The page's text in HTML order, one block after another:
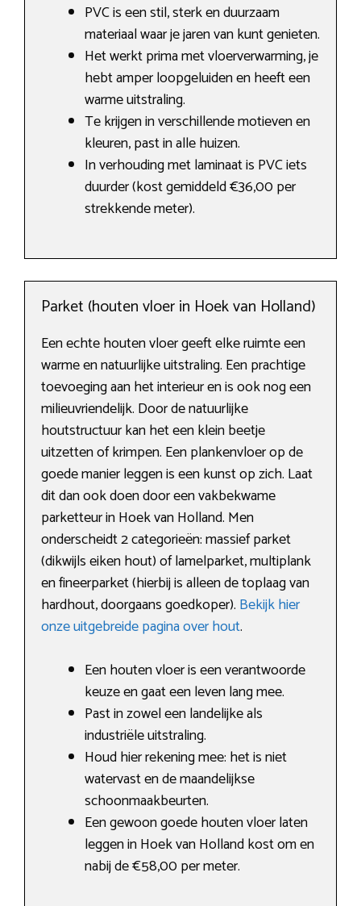
PVC is een stil, sterk en duurzaam
materiaal waar je jaren van kunt genieten.
Het werkt prima met vloerverwarming, je
hebt amper loopgeluiden en heeft een
warme uitstraling.
Te krijgen in verschillende motieven en
kleuren, past in alle huizen.
In verhouding met laminaat is PVC iets
duurder (kost gemiddeld €36,00 per
strekkende meter).
Parket (houten vloer in Hoek van Holland)
Een echte houten vloer geeft elke ruimte een
warme en natuurlijke uitstraling. Een prachtige
toevoeging aan het interieur en is ook nog een
milieuvriendelijk. Door de natuurlijke
houtstructuur kan het een klein beetje
uitzetten of krimpen. Een plankenvloer op de
goede manier leggen is een kunst op zich. Laat
dit dan ook doen door een vakbekwame
parketteur in Hoek van Holland. Men
onderscheidt 2 categorieën: massief parket
(dikwijls eiken hout) of lamelparket, multiplank
en fineerparket (hierbij is alleen de toplaag van
hardhout, doorgaans goedkoper). Bekijk hier
onze uitgebreide pagina over hout.
Een houten vloer is een verantwoorde
keuze en gaat een leven lang mee.
Past in zowel een landelijke als
industriële uitstraling.
Houd hier rekening mee: het is niet
watervast en de maandelijkse
schoonmaakbeurten.
Een gewoon goede houten vloer laten
leggen in Hoek van Holland kost om en
nabij de €58,00 per meter.